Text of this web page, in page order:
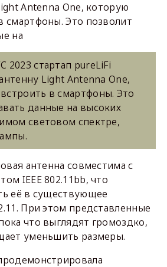
Antenna One, которую
смартфоны. Это позволит
на
2023 стартап pureLiFi
Light Antenna One,
в смартфоны. Это
данные на высоких
световом спектре,
антенна совместима с
IEEE 802.11bb, что
её в существующее
При этом представленные
что выглядят громоздко,
уменьшить размеры.